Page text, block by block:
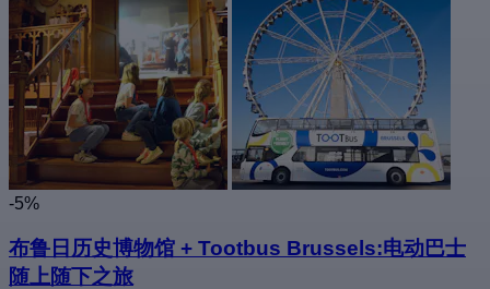
-5%
布鲁日历史博物馆 + Tootbus Brussels:电动巴士
随上随下之旅